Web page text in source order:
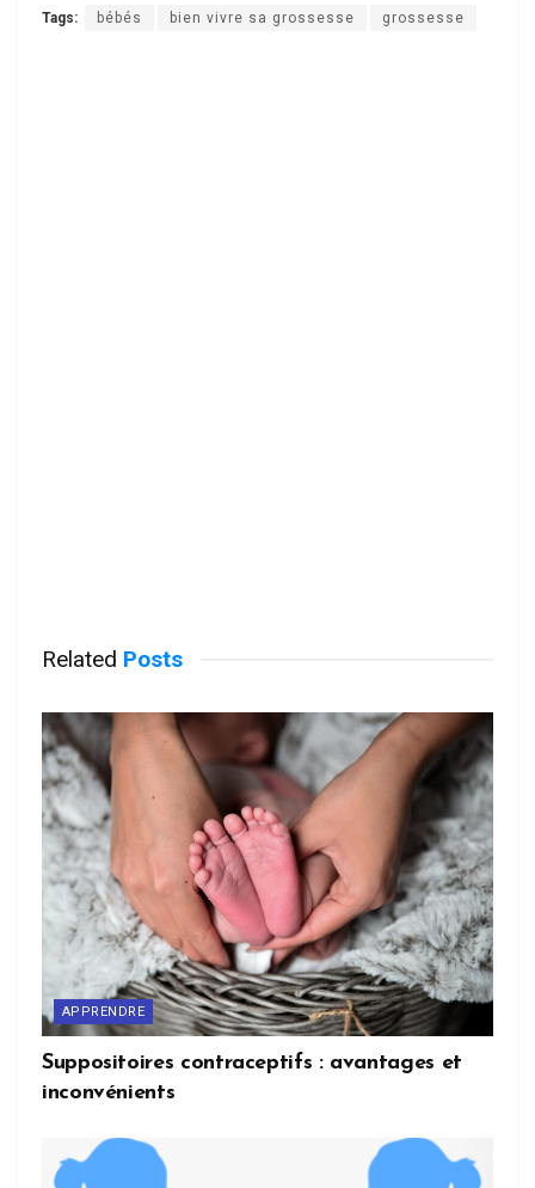
Tags: bébés bien vivre sa grossesse grossesse
Related Posts
APPRENDRE
Suppositoires contraceptifs : avantages et
inconvénients